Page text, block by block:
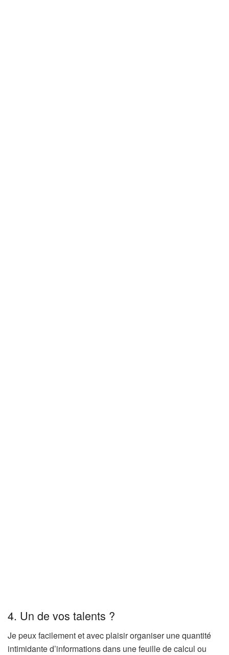
4. Un de vos talents ?
Je peux facilement et avec plaisir organiser une quantité
intimidante d’informations dans une feuille de calcul ou